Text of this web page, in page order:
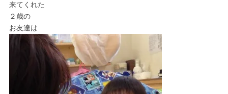
来てくれた
２歳の
お友達は